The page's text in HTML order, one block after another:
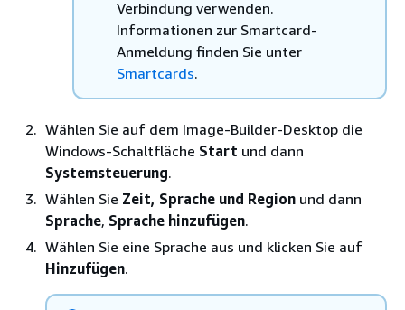
Verbindung verwenden.
Informationen zur Smartcard-
Anmeldung finden Sie unter
Smartcards.
Wählen Sie auf dem Image-Builder-Desktop die
Windows-Schaltfläche Start und dann
Systemsteuerung.
Wählen Sie Zeit, Sprache und Region und dann
Sprache, Sprache hinzufügen.
Wählen Sie eine Sprache aus und klicken Sie auf
Hinzufügen.